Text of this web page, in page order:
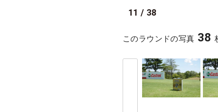
11 / 38
このラウンドの写真 38